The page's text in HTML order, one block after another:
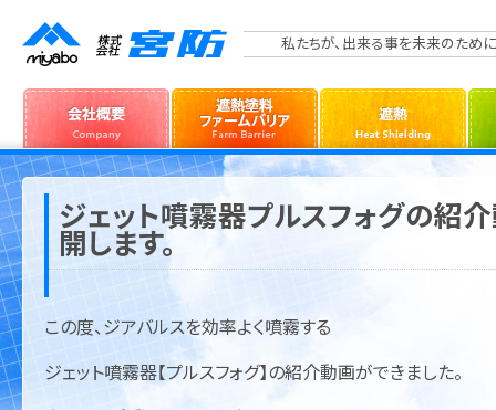
私たちが、出来る事を未来のために
ジェット噴霧器プルスフォグの紹介
開します。
この度、ジアバルスを効率よく噴霧する
ジェット噴霧器【プルスフォグ】の紹介動画ができました。